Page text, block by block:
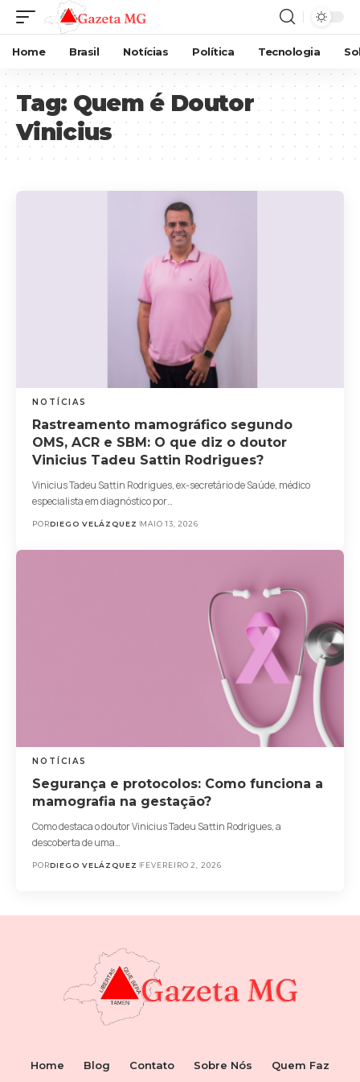
Home Brasil Notícias Política Tecnologia
Tag: Quem é Doutor
Vinicius
NOTÍCIAS
Rastreamento mamográfico segundo
OMS, ACR e SBM: O que diz o doutor
Vinicius Tadeu Sattin Rodrigues?
Vinicius Tadeu Sattin Rodrigues, ex-secretário de Saúde, médico
especialista em diagnóstico por…
PORDIEGO VELÁZQUEZ MAIO 13, 2026
NOTÍCIAS
Segurança e protocolos: Como funciona a
mamografia na gestação?
Como destaca o doutor Vinicius Tadeu Sattin Rodrigues, a
descoberta de uma…
PORDIEGO VELÁZQUEZ FEVEREIRO 2, 2026
Home Blog Contato Sobre Nós Quem Faz